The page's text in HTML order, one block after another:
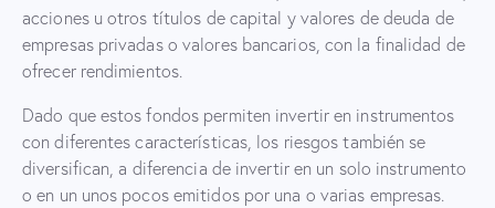
acciones u otros títulos de capital y valores de deuda de
empresas privadas o valores bancarios, con la finalidad de
ofrecer rendimientos.
Dado que estos fondos permiten invertir en instrumentos
con diferentes características, los riesgos también se
diversifican, a diferencia de invertir en un solo instrumento
o en un unos pocos emitidos por una o varias empresas.